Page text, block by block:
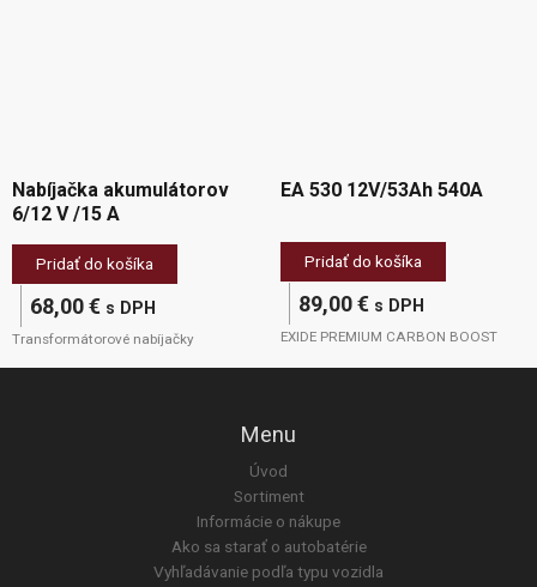
Nabíjačka akumulátorov
6/12 V /15 A
Pridať do košíka
68,00€ s DPH
Transformátorové nabíjačky
EA 530 12V/53Ah 540A
Pridať do košíka
89,00€ s DPH
EXIDE PREMIUM CARBON BOOST
Menu
Úvod
Sortiment
Informácie o nákupe
Ako sa starať o autobatérie
Vyhľadávanie podľa typu vozidla